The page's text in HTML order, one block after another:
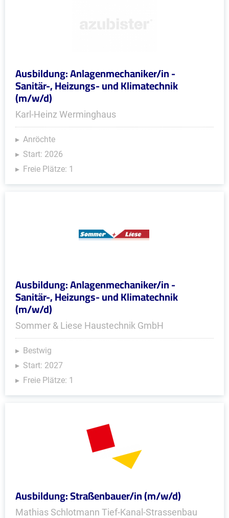
Ausbildung: Anlagenmechaniker/in -
Sanitär-, Heizungs- und Klimatechnik
(m/w/d)
Karl-Heinz Werminghaus
Anröchte
Start: 2026
Freie Plätze: 1
Ausbildung: Anlagenmechaniker/in -
Sanitär-, Heizungs- und Klimatechnik
(m/w/d)
Sommer & Liese Haustechnik GmbH
Bestwig
Start: 2027
Freie Plätze: 1
Ausbildung: Straßenbauer/in (m/w/d)
Mathias Schlotmann Tief-Kanal-Strassenbau